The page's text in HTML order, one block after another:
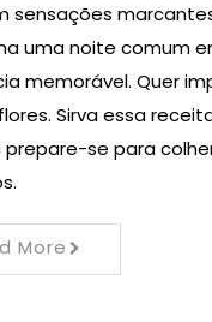
sensações
uma noite comum
memorável. Quer
Sirva essa
se para
More